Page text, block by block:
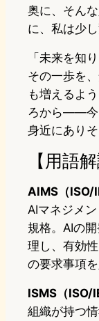
奥に、そん
に、私は少し
「未来を知
その一歩を
も増えるよ
ろから——今
身近にありそ
【用語解
AIMS（ISO/
AIマネジメ
規格。AIの
理し、有効
の要求事項
ISMS（ISO/
組織が持つ